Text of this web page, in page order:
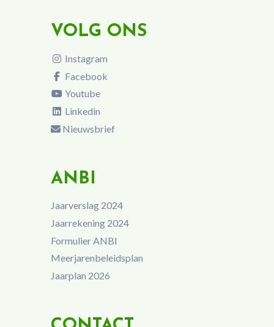
VOLG ONS
Instagram
Facebook
Youtube
Linkedin
Nieuwsbrief
ANBI
Jaarverslag 2024
Jaarrekening 2024
Formulier ANBI
Meerjarenbeleidsplan
Jaarplan 2026